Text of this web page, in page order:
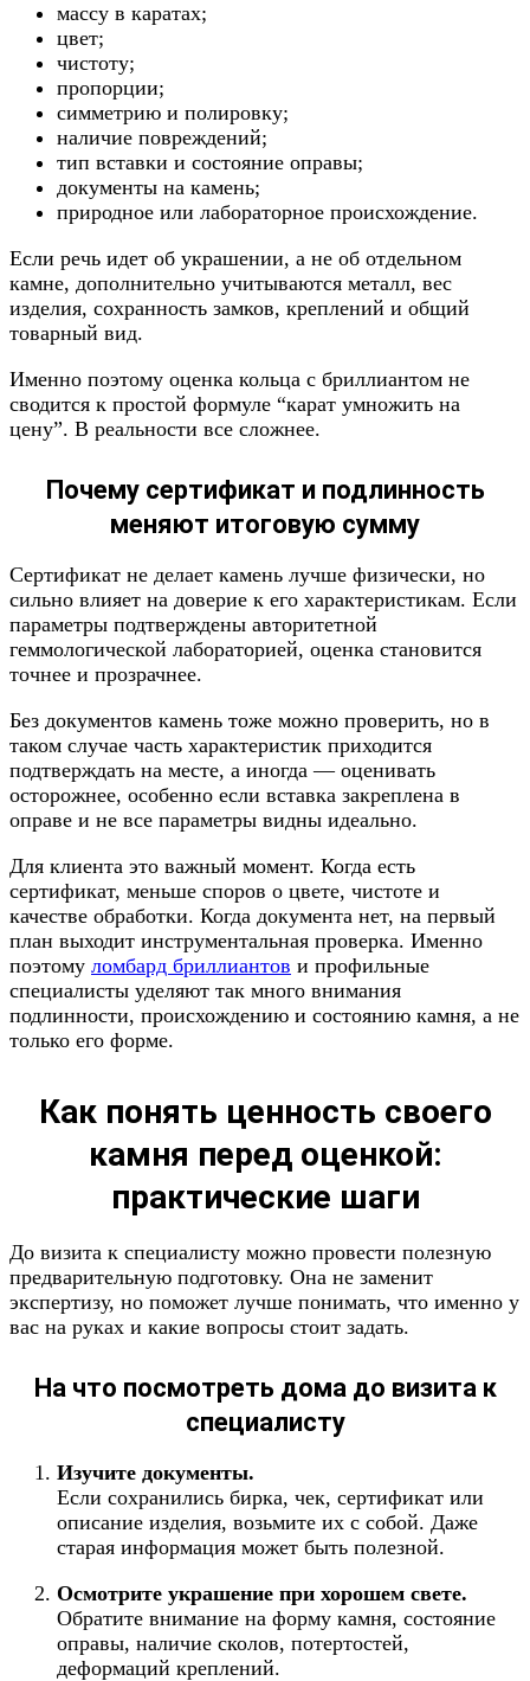
массу в каратах;
цвет;
чистоту;
пропорции;
симметрию и полировку;
наличие повреждений;
тип вставки и состояние оправы;
документы на камень;
природное или лабораторное происхождение.
Если речь идет об украшении, а не об отдельном
камне, дополнительно учитываются металл, вес
изделия, сохранность замков, креплений и общий
товарный вид.
Именно поэтому оценка кольца с бриллиантом не
сводится к простой формуле “карат умножить на
цену”. В реальности все сложнее.
Почему сертификат и подлинность
меняют итоговую сумму
Сертификат не делает камень лучше физически, но
сильно влияет на доверие к его характеристикам. Если
параметры подтверждены авторитетной
геммологической лабораторией, оценка становится
точнее и прозрачнее.
Без документов камень тоже можно проверить, но в
таком случае часть характеристик приходится
подтверждать на месте, а иногда — оценивать
осторожнее, особенно если вставка закреплена в
оправе и не все параметры видны идеально.
Для клиента это важный момент. Когда есть
сертификат, меньше споров о цвете, чистоте и
качестве обработки. Когда документа нет, на первый
план выходит инструментальная проверка. Именно
поэтому ломбард бриллиантов и профильные
специалисты уделяют так много внимания
подлинности, происхождению и состоянию камня, а не
только его форме.
Как понять ценность своего
камня перед оценкой:
практические шаги
До визита к специалисту можно провести полезную
предварительную подготовку. Она не заменит
экспертизу, но поможет лучше понимать, что именно у
вас на руках и какие вопросы стоит задать.
На что посмотреть дома до визита к
специалисту
Изучите документы.
Если сохранились бирка, чек, сертификат или
описание изделия, возьмите их с собой. Даже
старая информация может быть полезной.
Осмотрите украшение при хорошем свете.
Обратите внимание на форму камня, состояние
оправы, наличие сколов, потертостей,
деформаций креплений.